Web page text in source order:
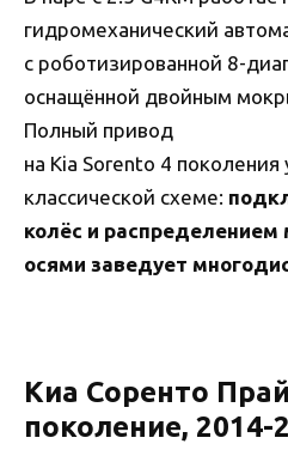
гидромеханический
с роботизированной 8-
оснащённой двойным
Полный привод
на Kia Sorento 4 поколения
классической схеме:
колёс и
осями заведует
Киа Соренто
поколение, 2014-